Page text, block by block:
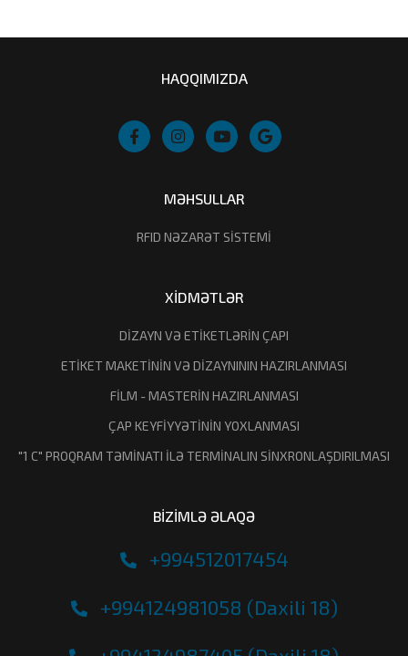
HAQQIMIZDA
MƏHSULLAR
RFID NƏZARƏT SİSTEMİ
XİDMƏTLƏR
DİZAYN VƏ ETİKETLƏRİN ÇAPI
ETİKET MAKETİNİN VƏ DİZAYNININ HAZIRLANMASI
FİLM - MASTERİN HAZIRLANMASI
ÇAP KEYFİYYƏTİNİN YOXLANMASI
"1 C" PROQRAM TƏMİNATI İLƏ TERMİNALIN SİNXRONLAŞDIRILMASI
BİZİMLƏ ƏLAQƏ
+994512017454
+994124981058 (Daxili 18)